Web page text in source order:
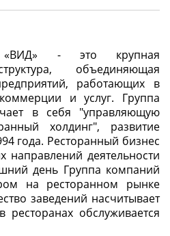
«ВИД» - это крупная
объединяющая
работающих в
и услуг. Группа
в себя "управляющую
холдинг", развитие
года. Ресторанный бизнес
направлений деятельности
день Группа компаний
на ресторанном рынке
заведений насчитывает
обслуживается